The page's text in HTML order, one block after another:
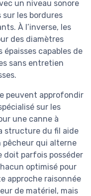
un niveau sonore
les bordures
À l’inverse, les
des diamètres
capables de
sans entretien
peuvent approfondir
sur les
une canne à
structure du fil aide
pêcheur qui alterne
doit parfois posséder
optimisé pour
approche raisonnée
de matériel, mais